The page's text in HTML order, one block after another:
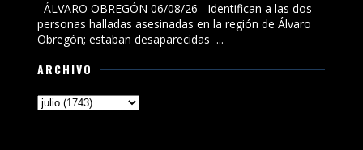
ÁLVARO OBREGÓN 06/08/26 Identifican a las dos
personas halladas asesinadas en la región de Álvaro
Obregón; estaban desaparecidas ...
ARCHIVO